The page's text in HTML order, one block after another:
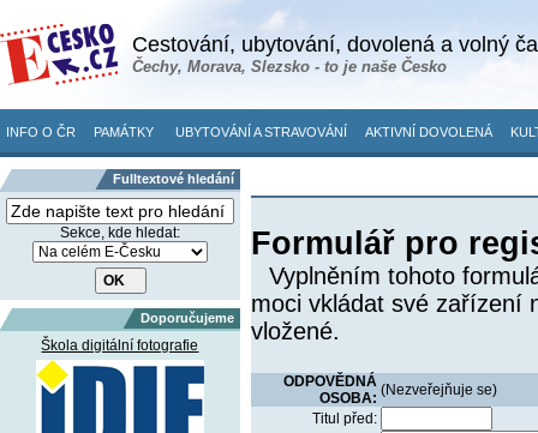
Cestování, ubytování, dovolená a volný
Čechy, Morava, Slezsko - to je naše Česko
INFO O ČR PAMÁTKY UBYTOVÁNÍ A STRAVOVÁNÍ AKTIVNÍ DOVOLENÁ
Fulltextové hledání
Sekce, kde hledat:
Doporučujeme
Škola digitální fotografie
Formulář pro
Vyplněním tohoto
moci vkládat své zařízení
vložené.
ODPOVĚDNÁ
OSOBA: (Nezveřejňuje se)
Titul před: